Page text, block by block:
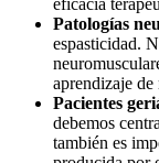
eficacia
Patologías
espasticidad.
aprendizaje
Pacientes
debemos
también es